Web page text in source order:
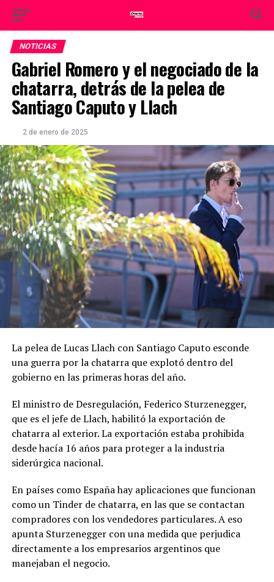
NOTICIAS
Gabriel Romero y el negociado de la
chatarra, detrás de la pelea de
Santiago Caputo y Llach
2 de enero de 2025
La pelea de Lucas Llach con Santiago Caputo esconde
una guerra por la chatarra que explotó dentro del
gobierno en las primeras horas del año.
El ministro de Desregulación, Federico Sturzenegger,
que es el jefe de Llach, habilitó la exportación de
chatarra al exterior. La exportación estaba prohibida
desde hacía 16 años para proteger a la industria
siderúrgica nacional.
En países como España hay aplicaciones que funcionan
como un Tinder de chatarra, en las que se contactan
compradores con los vendedores particulares. A eso
apunta Sturzenegger con una medida que perjudica
directamente a los empresarios argentinos que
manejaban el negocio.